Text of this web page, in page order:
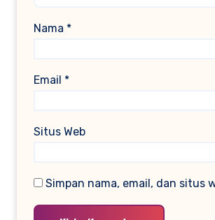
Nama *
Email *
Situs Web
Simpan nama, email, dan situs